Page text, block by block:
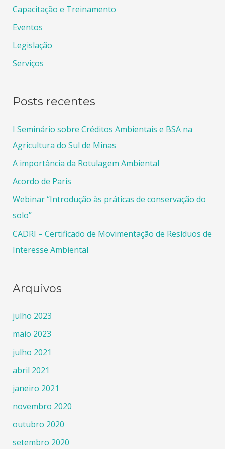
Capacitação e Treinamento
Eventos
Legislação
Serviços
Posts recentes
I Seminário sobre Créditos Ambientais e BSA na
Agricultura do Sul de Minas
A importância da Rotulagem Ambiental
Acordo de Paris
Webinar “Introdução às práticas de conservação do
solo”
CADRI – Certificado de Movimentação de Resíduos de
Interesse Ambiental
Arquivos
julho 2023
maio 2023
julho 2021
abril 2021
janeiro 2021
novembro 2020
outubro 2020
setembro 2020